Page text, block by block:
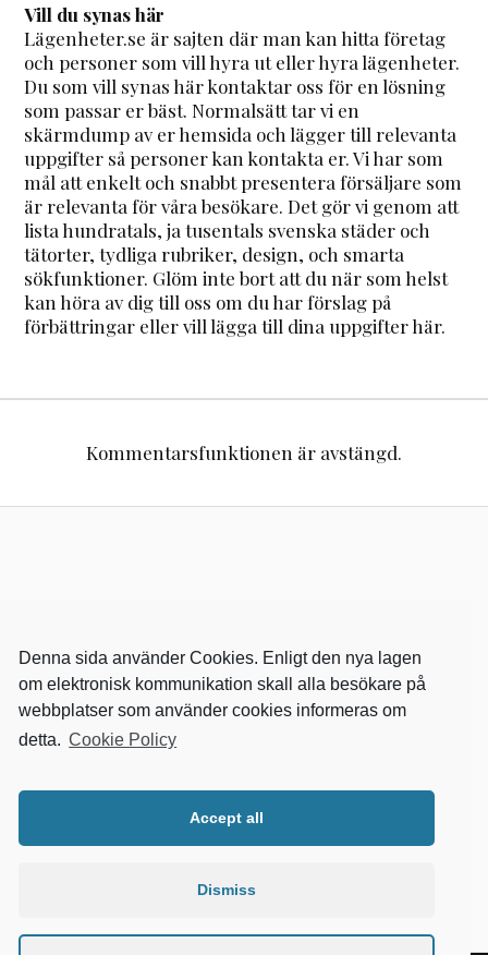
Vill du synas här
Lägenheter.se är sajten där man kan hitta företag
och personer som vill hyra ut eller hyra lägenheter.
Du som vill synas här kontaktar oss för en lösning
som passar er bäst. Normalsätt tar vi en
skärmdump av er hemsida och lägger till relevanta
uppgifter så personer kan kontakta er. Vi har som
mål att enkelt och snabbt presentera försäljare som
är relevanta för våra besökare. Det gör vi genom att
lista hundratals, ja tusentals svenska städer och
tätorter, tydliga rubriker, design, och smarta
sökfunktioner. Glöm inte bort att du när som helst
kan höra av dig till oss om du har förslag på
förbättringar eller vill lägga till dina uppgifter här.
Kommentarsfunktionen är avstängd.
Denna sida använder Cookies. Enligt den nya lagen
om elektronisk kommunikation skall alla besökare på
webbplatser som använder cookies informeras om
detta. Cookie Policy
Accept all
Dismiss